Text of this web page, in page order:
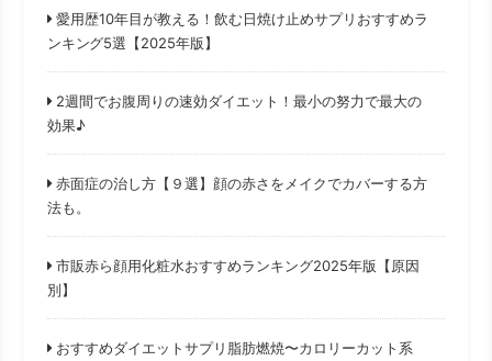
愛用歴10年目が教える！飲む日焼け止めサプリおすすめラ
ンキング5選【2025年版】
2週間でお腹周りの速効ダイエット！最小の努力で最大の
効果♪
赤面症の治し方【９選】顔の赤さをメイクでカバーする方
法も。
市販赤ら顔用化粧水おすすめランキング2025年版【原因
別】
おすすめダイエットサプリ脂肪燃焼〜カロリーカット系